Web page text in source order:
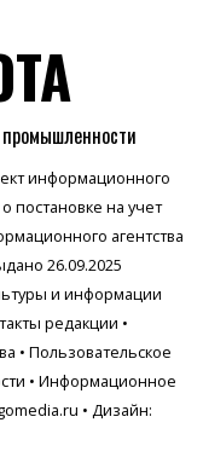
информационного
постановке на учет
агентства
26.09.2025
и информации
редакции •
• Пользовательское
• Информационное
• Дизайн: